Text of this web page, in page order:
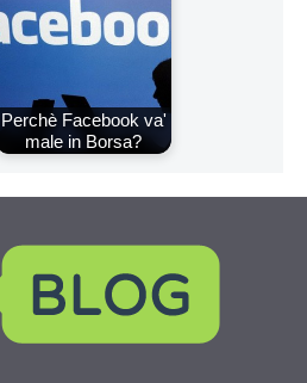
Perchè Facebook va'
male in Borsa?